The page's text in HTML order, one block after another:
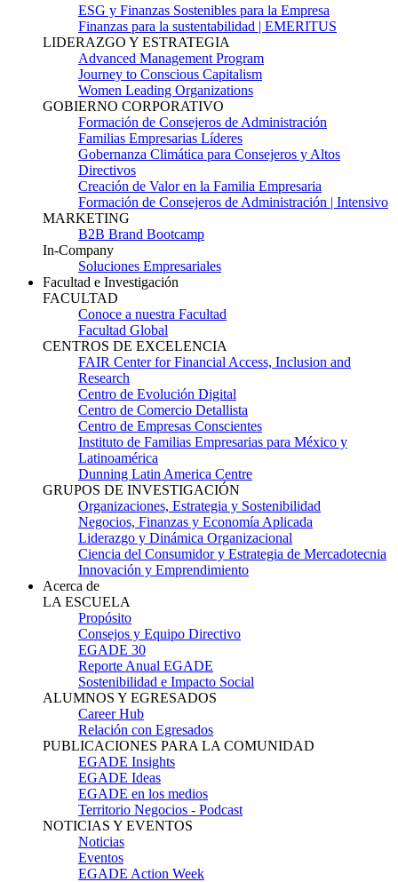
ESG y Finanzas Sostenibles para la Empresa
Finanzas para la sustentabilidad | EMERITUS
LIDERAZGO Y ESTRATEGIA
Advanced Management Program
Journey to Conscious Capitalism
Women Leading Organizations
GOBIERNO CORPORATIVO
Formación de Consejeros de Administración
Familias Empresarias Líderes
Gobernanza Climática para Consejeros y Altos
Directivos
Creación de Valor en la Familia Empresaria
Formación de Consejeros de Administración | Intensivo
MARKETING
B2B Brand Bootcamp
In-Company
Soluciones Empresariales
Facultad e Investigación
FACULTAD
Conoce a nuestra Facultad
Facultad Global
CENTROS DE EXCELENCIA
FAIR Center for Financial Access, Inclusion and
Research
Centro de Evolución Digital
Centro de Comercio Detallista
Centro de Empresas Conscientes
Instituto de Familias Empresarias para México y
Latinoamérica
Dunning Latin America Centre
GRUPOS DE INVESTIGACIÓN
Organizaciones, Estrategia y Sostenibilidad
Negocios, Finanzas y Economía Aplicada
Liderazgo y Dinámica Organizacional
Ciencia del Consumidor y Estrategia de Mercadotecnia
Innovación y Emprendimiento
Acerca de
LA ESCUELA
Propósito
Consejos y Equipo Directivo
EGADE 30
Reporte Anual EGADE
Sostenibilidad e Impacto Social
ALUMNOS Y EGRESADOS
Career Hub
Relación con Egresados
PUBLICACIONES PARA LA COMUNIDAD
EGADE Insights
EGADE Ideas
EGADE en los medios
Territorio Negocios - Podcast
NOTICIAS Y EVENTOS
Noticias
Eventos
EGADE Action Week